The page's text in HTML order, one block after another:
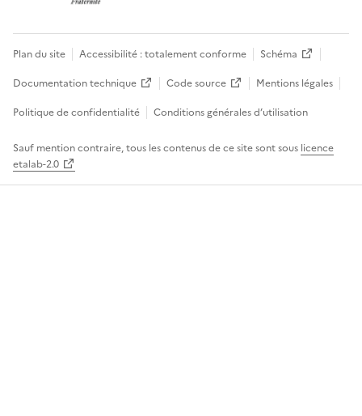
Plan du site Accessibilité : totalement conforme
Schéma
Documentation technique
Code source
Mentions légales
Politique de confidentialité
Conditions générales d’utilisation
Sauf mention contraire, tous les contenus de ce site sont sous licence
etalab-2.0